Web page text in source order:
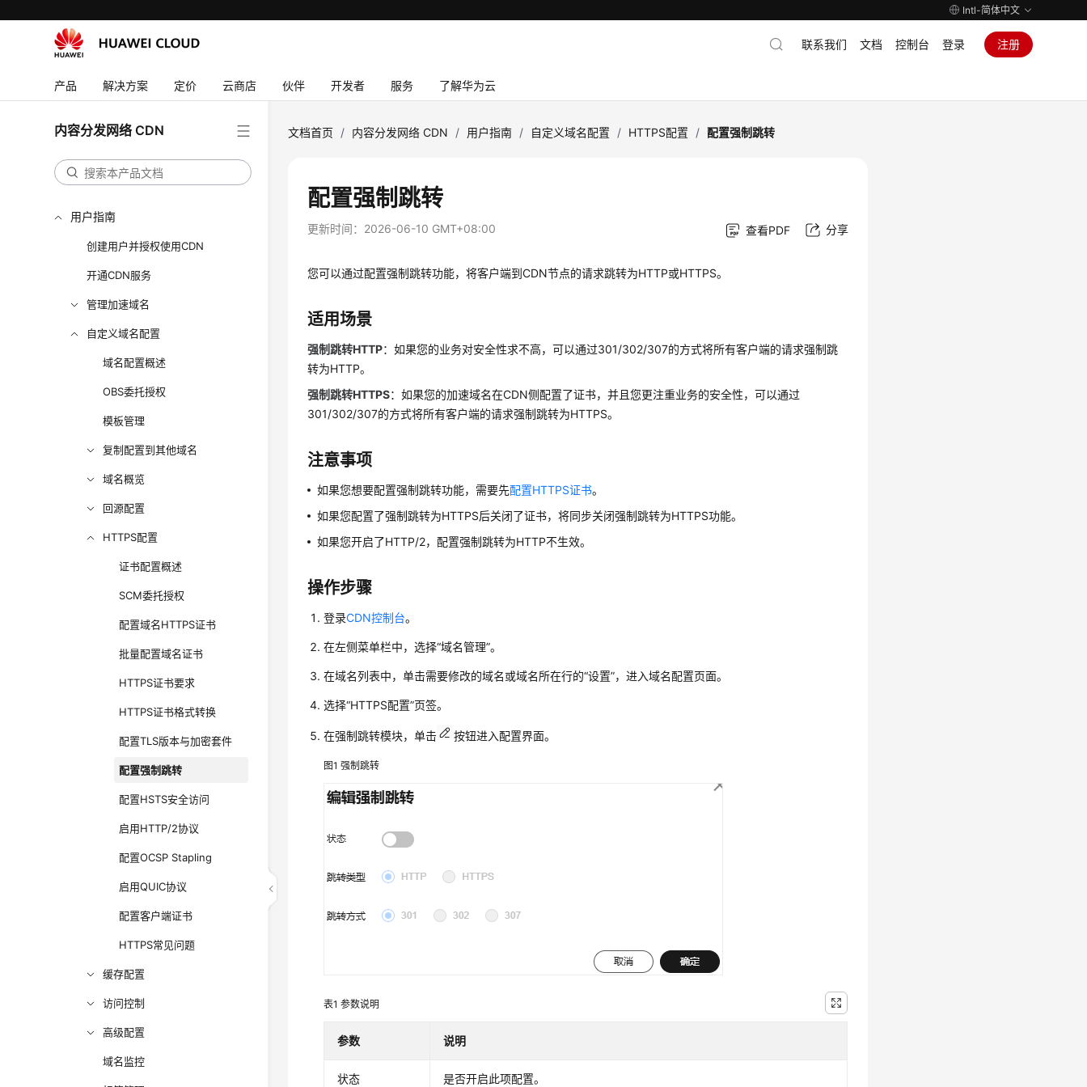
Intl-简体中文
产品 解决方案 定价 云商店 伙伴 开发者 服务 了解华为云
联系我们 文档 控制台 登录 注册
内容分发网络 CDN
服务公告
产品介绍
计费说明
快速入门
用户指南
创建用户并授权使用CDN
开通CDN服务
管理加速域名
自定义域名配置
域名配置概述
OBS委托授权
模板管理
复制配置到其他域名
域名概览
回源配置
HTTPS配置
证书配置概述
SCM委托授权
配置域名HTTPS证书
批量配置域名证书
HTTPS证书要求
HTTPS证书格式转换
配置TLS版本与加密套件
配置强制跳转
配置HSTS安全访问
启用HTTP/2协议
配置OCSP Stapling
启用QUIC协议
配置客户端证书
HTTPS常见问题
缓存配置
访问控制
高级配置
域名监控
文档首页 / 内容分发网络 CDN / 用户指南 / 自定义域名配置 / HTTPS配置 / 配置强制跳转
配置强制跳转
更新时间： 2026-06-10 GMT+08:00 查看PDF 分享
您可以通过配置强制跳转功能，将客户端到CDN节点的请求跳转为HTTP或HTTPS。
适用场景
强制跳转HTTP：如果您的业务对安全性求不高，可以通过301/302/307的方式将所有客户端的请求强制跳
转为HTTP。
强制跳转HTTPS：如果您的加速域名在CDN侧配置了证书，并且您更注重业务的安全性，可以通过
301/302/307的方式将所有客户端的请求强制跳转为HTTPS。
注意事项
如果您想要配置强制跳转功能，需要先配置HTTPS证书。
如果您配置了强制跳转为HTTPS后关闭了证书，将同步关闭强制跳转为HTTPS功能。
如果您开启了HTTP/2，配置强制跳转为HTTP不生效。
操作步骤
登录CDN控制台。
在左侧菜单栏中，选择“域名管理”。
在域名列表中，单击需要修改的域名或域名所在行的“设置”，进入域名配置页面。
选择“HTTPS配置”页签。
在强制跳转模块，单击 按钮进入配置界面。
图1强制跳转
表1参数说明
参数 说明
状态
是否开启此项配置。